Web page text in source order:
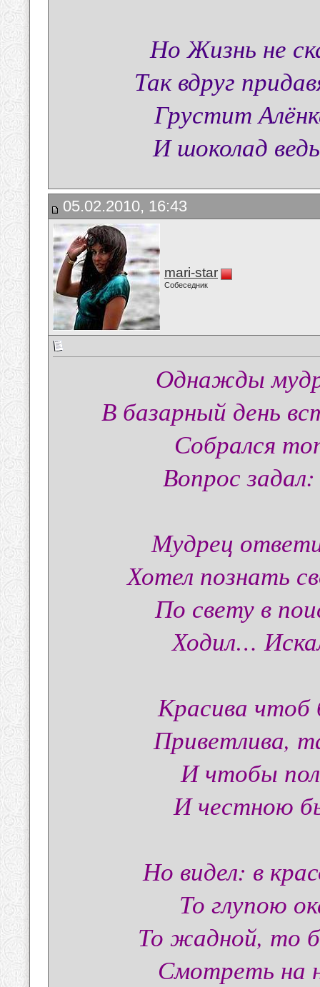
Но Жизнь не
Так вдруг
Грустит
И шоколад
05.02.2010, 16:43
mari-star
Собеседник
Однажды
В базарный день
Собрался
Вопрос
Мудрец
Хотел познать
По свету в
Ходил…
Красива чтоб
Приветлива,
И чтобы
И честною
Но видел: в
То глупою
То жадной, то
Смотреть на